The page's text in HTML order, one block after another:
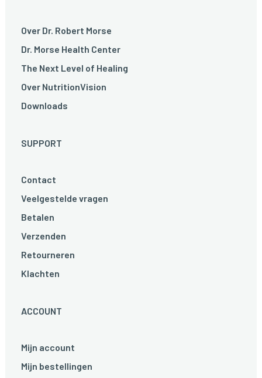
Over Dr. Robert Morse
Dr. Morse Health Center
The Next Level of Healing
Over NutritionVision
Downloads
SUPPORT
Contact
Veelgestelde vragen
Betalen
Verzenden
Retourneren
Klachten
ACCOUNT
Mijn account
Mijn bestellingen